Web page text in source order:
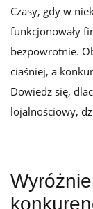
Czasy, gdy w
funkcjonowały
bezpowrotnie.
ciaśniej, a
Dowiedz się,
lojalnościowy,